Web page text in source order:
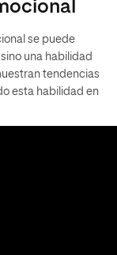
se puede
una habilidad
tendencias
esta habilidad en